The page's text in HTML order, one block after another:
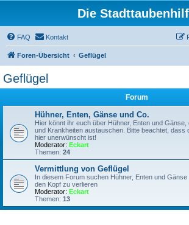
Die
FAQ Kontakt
Foren-Übersicht Geflügel
Geflügel
Forum
Hühner, Enten, Gänse und Co.
Hier könnt ihr euch über Hühner, Enten und
und Krankheiten austauschen. Bitte beachtet, dass
hier unerwünscht ist!
Moderator: Eckart
Themen: 24
Vermittlung von Geflügel
In diesem Forum suchen Hühner, Enten und
den Kopf zu verlieren
Moderator: Eckart
Themen: 13